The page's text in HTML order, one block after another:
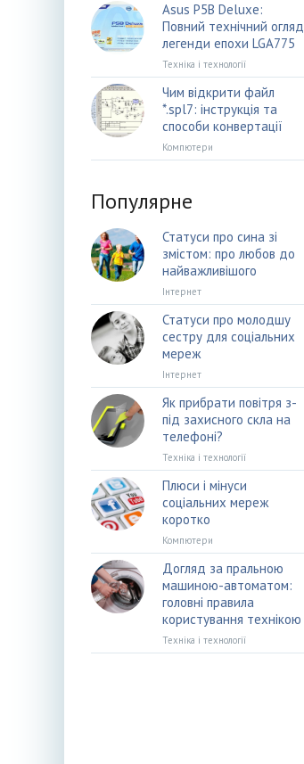
Asus P5B Deluxe:
Повний технічний огляд
легенди епохи LGA775
Техніка і технології
Чим відкрити файл
*.spl7: інструкція та
способи конвертації
Компютери
Популярне
Статуси про сина зі
змістом: про любов до
найважливішого
Інтернет
Статуси про молодшу
сестру для соціальних
мереж
Інтернет
Як прибрати повітря з-
під захисного скла на
телефоні?
Техніка і технології
Плюси і мінуси
соціальних мереж
коротко
Компютери
Догляд за пральною
машиною-автоматом:
головні правила
користування технікою
Техніка і технології